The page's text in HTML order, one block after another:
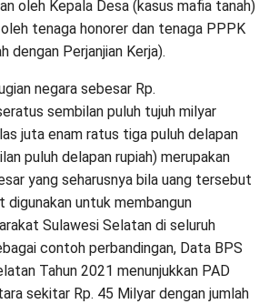
oleh Kepala Desa (kasus mafia tanah)
tenaga honorer dan tenaga PPPK
dengan Perjanjian Kerja).
negara sebesar Rp.
sembilan puluh tujuh milyar
juta enam ratus tiga puluh delapan
puluh delapan rupiah) merupakan
yang seharusnya bila uang tersebut
digunakan untuk membangun
Sulawesi Selatan di seluruh
contoh perbandingan, Data BPS
Tahun 2021 menunjukkan PAD
sekitar Rp. 45 Milyar dengan jumlah